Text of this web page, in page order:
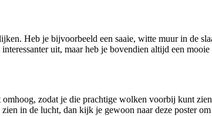
Heb je bijvoorbeeld een saaie, witte muur in de
uit, maar heb je bovendien altijd een
zodat je die prachtige wolken voorbij kunt
in de lucht, dan kijk je gewoon naar deze poster